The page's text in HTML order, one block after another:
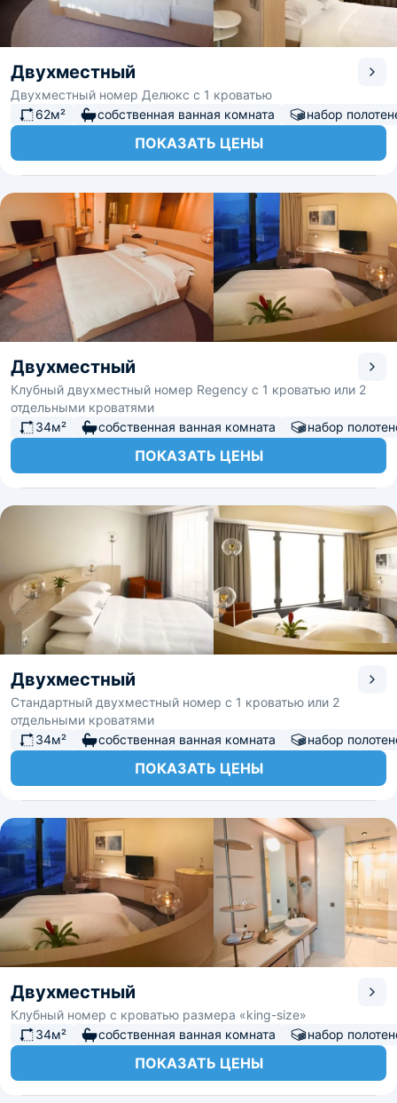
Двухместный
Двухместный номер Делюкс с 1 кроватью
62м²
собственная ванная комната набор
ПОКАЗАТЬ ЦЕНЫ
Двухместный
Клубный двухместный номер Regency с 1 кроватью или 2
отдельными кроватями
34м²
собственная ванная комната набор
ПОКАЗАТЬ ЦЕНЫ
Двухместный
Стандартный двухместный номер с 1 кроватью или 2
отдельными кроватями
34м²
собственная ванная комната набор
ПОКАЗАТЬ ЦЕНЫ
Двухместный
Клубный номер с кроватью размера «king-size»
34м²
собственная ванная комната набор
ПОКАЗАТЬ ЦЕНЫ